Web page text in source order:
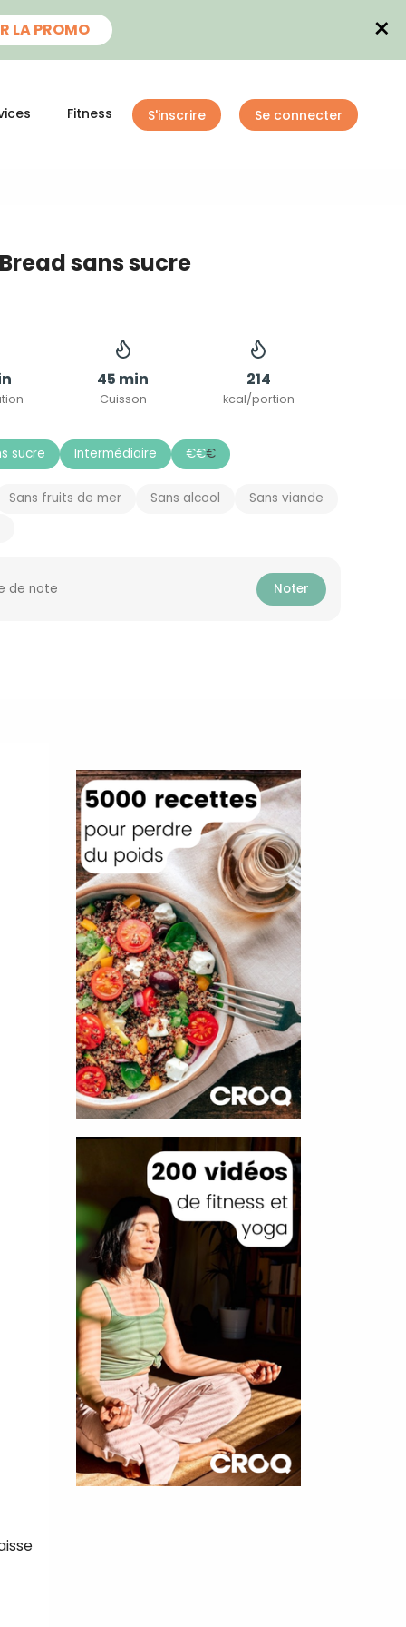
LA PROMO ×
Fitness S'inscrire Se connecter
sans sucre
45 min
Cuisson
214
kcal/portion
sucre Intermédiaire €€€
Sans fruits de mer Sans alcool
Sans viande
de note Noter
×